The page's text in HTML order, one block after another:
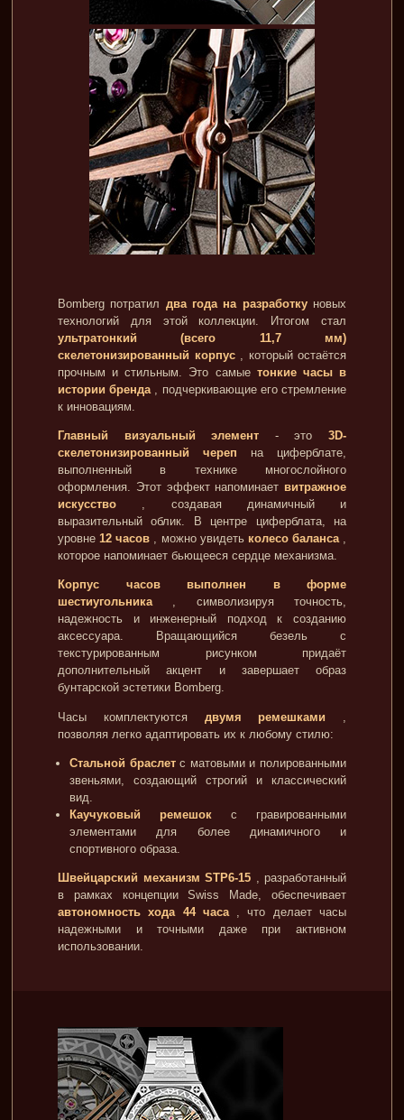
Bomberg потратил два года на разработкуновых
технологий для этой коллекции. Итогом стал
ультратонкий (всего 11,7 мм)
скелетонизированный корпус, который остаётся
прочным и стильным. Это самые тонкие часы в
истории бренда , подчеркивающие его стремление
к инновациям.
Главный визуальный элемент - это3D-
скелетонизированный череп на циферблате,
выполненный в технике многослойного
оформления. Этот эффект напоминает витражное
искусство , создавая динамичный и
выразительный облик. В центре циферблата, на
уровне 12 часов , можно увидеть колесо баланса,
которое напоминает бьющееся сердце механизма.
Корпус часов выполнен в форме
шестиугольника, символизируя точность,
надежность и инженерный подход к созданию
аксессуара. Вращающийся безель с
текстурированным рисунком придаёт
дополнительный акцент и завершает образ
бунтарской эстетики Bomberg.
Часы комплектуются двумя ремешками
позволяя легко адаптировать их к любому стилю:
Стальной браслетс матовыми и полированными
звеньями, создающий строгий и классический
вид.
Каучуковый ремешок с гравированными
элементами для более динамичного и
спортивного образа.
Швейцарский механизм STP6-15 , разработанный
в рамках концепции Swiss Made, обеспечивает
автономность хода 44 часа, что делает часы
надежными и точными даже при активном
использовании.